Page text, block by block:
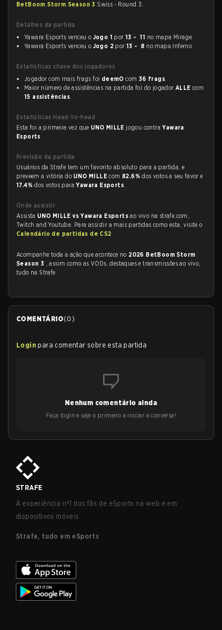
BetBoom Storm Season 3 Swiss - Round 3.
Detalhes da partida
Yawara Esports venceu o Jogo 1 por13 - 11 no mapa Mirage
Yawara Esports venceu o Jogo 2 por13 - 8 no mapa Inferno
Estatísticas chave dos jogadores
Jogador com mais frags foi deemO com 36 frags.
Maior número de assistências na partida foi do jogador ALLE com
15 assistências.
Estatísticas Head-to-head
Esta foi a primeira vez que UNO MILLE jogou contraYawara
Esports .
Previsão da partida
Usuários da Strafe tem um favorito absoluto para a partida, e
preveem a vitória do UNO MILLEcom 82.6%dos votos a seu favor e
17.4%dos votos paraYawara Esports .
Onde assistir
Assista UNO MILLE vs Yawara Esportsao vivo na strafe.com,
Twitch and Youtube. Para assistir a mais partidas como esta, visite o
Calendário de partidas de CS2 .
Acompanhe toda a ação que acontece no 2026 BetBoom Storm
Season 3 , assim como as VODs, destaques e transmissões ao vivo,
tudo na Strafe.
COMENTÁRIO(0)
Login para comentar sobre esta partida
Nenhum comentário ainda
Faça login e seja o primeiro a iniciar a conversa!
STRAFE
A experiência nº1 dos fãs de eSports na web e em
dispositivos móveis.
Strafe, tudo em eSports